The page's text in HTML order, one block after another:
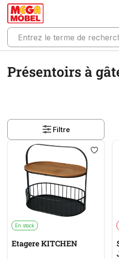
Présentoirs à
Filtre
En stock
Etagere KITCHEN